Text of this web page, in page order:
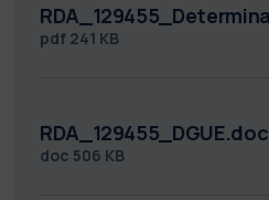
pdf 241 KB
RDA_129455_DGUE.doc
doc 506 KB